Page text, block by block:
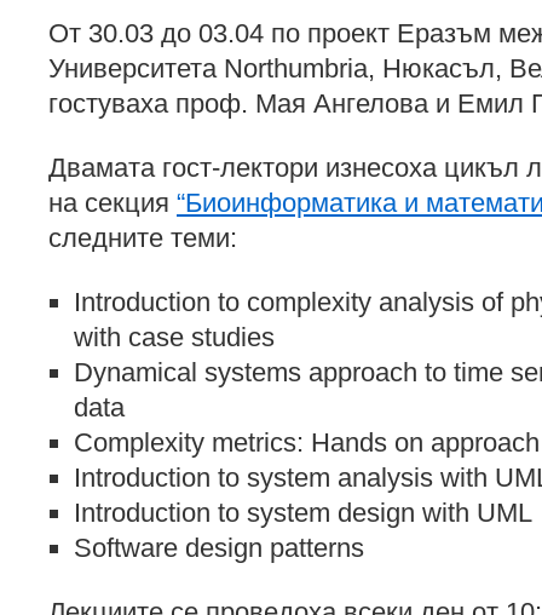
От 30.03 до 03.04 по проект Еразъм
Университета Northumbria, Нюкасъл,
гостуваха проф. Мая Ангелова и Емил
Двамата гост-лектори изнесоха цикъл
на секция “Биоинформатика и
следните теми:
Introduction to complexity analysis of
with case studies
Dynamical systems approach to time
data
Complexity metrics: Hands on
Introduction to system analysis with
Introduction to system design with UML
Software design patterns